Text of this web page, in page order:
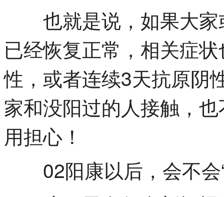
也就是说，如果大家
已经恢复正常，相关症
性，或者连续3天抗原阴
家和没阳过的人接触，
用担心！
02阳康以后，会不会